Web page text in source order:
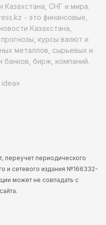
Казахстана, СНГ и мира.
- это финансовые,
Казахстана,
курсы валют и
металлов, сырьевых и
банков, бирж, компаний.
переучет периодического
и сетевого издания №166332-
может не совпадать с